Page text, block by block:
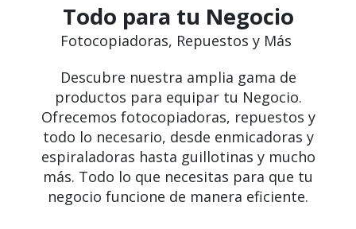
Todo para tu Negocio
Fotocopiadoras, Repuestos y Más
Descubre nuestra amplia gama de
productos para equipar tu Negocio.
Ofrecemos fotocopiadoras, repuestos y
todo lo necesario, desde enmicadoras y
espiraladoras hasta guillotinas y mucho
más. Todo lo que necesitas para que tu
negocio funcione de manera eficiente.